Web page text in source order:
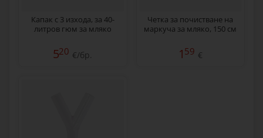
Капак с 3 изхода, за 40-
литров гюм за мляко
520 €/бр.
Четка за почистване на
маркуча за мляко, 150 см
1 59 €